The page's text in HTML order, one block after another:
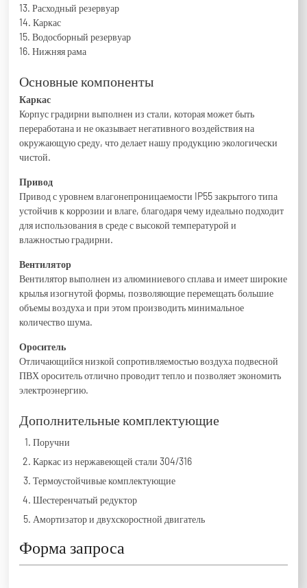
13. Расходный резервуар
14. Каркас
15. Водосборный резервуар
16. Нижняя рама
Основные компоненты
Каркас
Корпус градирни выполнен из стали, которая может быть
переработана и не оказывает негативного воздействия на
окружающую среду, что делает нашу продукцию экологически
чистой.
Привод
Привод с уровнем влагонепроницаемости IP55 закрытого типа
устойчив к коррозии и влаге, благодаря чему идеально подходит
для использования в среде с высокой температурой и
влажностью градирни.
Вентилятор
Вентилятор выполнен из алюминиевого сплава и имеет широкие
крылья изогнутой формы, позволяющие перемещать большие
объемы воздуха и при этом производить минимальное
количество шума.
Ороситель
Отличающийся низкой сопротивляемостью воздуха подвесной
ПВХ ороситель отлично проводит тепло и позволяет экономить
электроэнергию.
Дополнительные комплектующие
Поручни
Каркас из нержавеющей стали 304/316
Термоустойчивые комплектующие
Шестеренчатый редуктор
Амортизатор и двухскоростной двигатель
Форма запроса